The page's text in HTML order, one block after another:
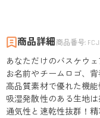
商品詳細 商品番号:
あなただけのバスケウ
お名前やチームロゴ、
高品質素材で優れた機能
吸湿発散性のある生地
通気性と速乾性抜群！